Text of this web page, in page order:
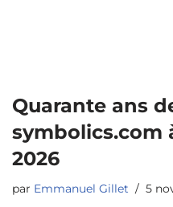
Quarante ans
symbolics.com
2026
par Emmanuel Gillet 5